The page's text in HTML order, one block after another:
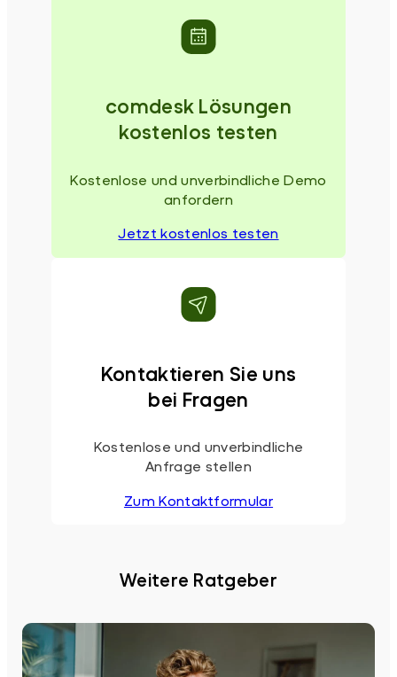
comdesk Lösungen
kostenlos testen
Kostenlose und unverbindliche Demo
anfordern
Jetzt kostenlos testen
Kontaktieren Sie uns
bei Fragen
Kostenlose und unverbindliche
Anfrage stellen
Zum Kontaktformular
Weitere Ratgeber